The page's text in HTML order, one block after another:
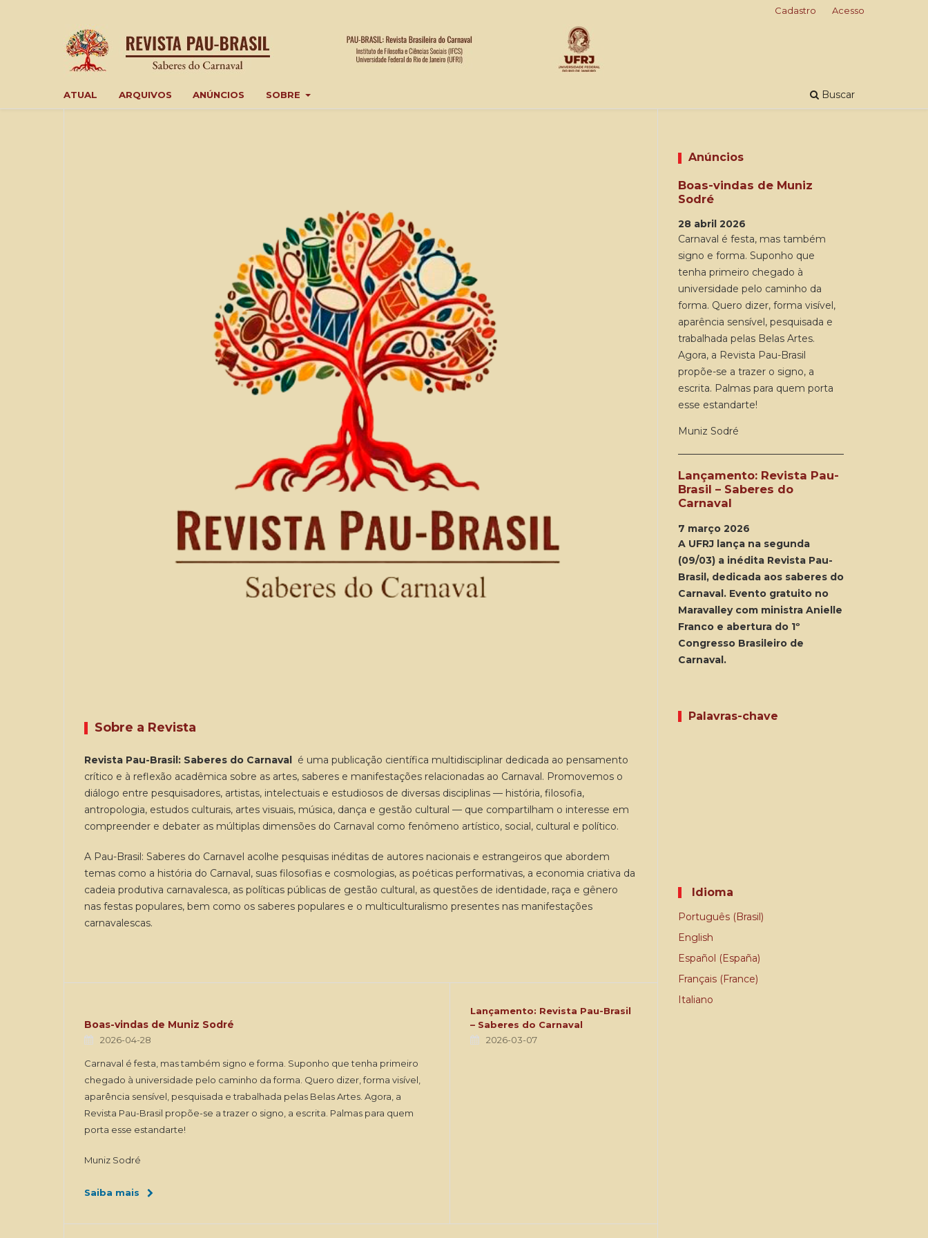
ATUAL ARQUIVOS ANÚNCIOS SOBRE Buscar
Cadastro Acesso
Sobre a Revista
Revista Pau-Brasil: Saberes do Carnaval é uma publicação científica multidisciplinar dedicada ao pensamento
crítico e à reflexão acadêmica sobre as artes, saberes e manifestações relacionadas ao Carnaval. Promovemos o
diálogo entre pesquisadores, artistas, intelectuais e estudiosos de diversas disciplinas — história, filosofia,
antropologia, estudos culturais, artes visuais, música, dança e gestão cultural — que compartilham o interesse em
compreender e debater as múltiplas dimensões do Carnaval como fenômeno artístico, social, cultural e político.
A Pau-Brasil: Saberes do Carnavel acolhe pesquisas inéditas de autores nacionais e estrangeiros que abordem
temas como a história do Carnaval, suas filosofias e cosmologias, as poéticas performativas, a economia criativa da
cadeia produtiva carnavalesca, as políticas públicas de gestão cultural, as questões de identidade, raça e gênero
nas festas populares, bem como os saberes populares e o multiculturalismo presentes nas manifestações
carnavalescas.
Boas-vindas de Muniz Sodré
2026-04-28
Carnaval é festa, mas também signo e forma. Suponho que tenha primeiro
chegado à universidade pelo caminho da forma. Quero dizer, forma visível,
aparência sensível, pesquisada e trabalhada pelas Belas Artes. Agora, a
Revista Pau-Brasil propõe-se a trazer o signo, a escrita. Palmas para quem
porta esse estandarte!
Muniz Sodré
Saiba mais
Lançamento: Revista Pau-Brasil
– Saberes do Carnaval
2026-03-07
Anúncios
Boas-vindas de Muniz
Sodré
28 abril 2026
Carnaval é festa, mas também
signo e forma. Suponho que
tenha primeiro chegado à
universidade pelo caminho da
forma. Quero dizer, forma visível,
aparência sensível, pesquisada e
trabalhada pelas Belas Artes.
Agora, a Revista Pau-Brasil
propõe-se a trazer o signo, a
escrita. Palmas para quem porta
esse estandarte!
Muniz Sodré
Lançamento: Revista Pau-
Brasil – Saberes do
Carnaval
7 março 2026
A UFRJ lança na segunda
(09/03) a inédita Revista Pau-
Brasil, dedicada aos saberes do
Carnaval. Evento gratuito no
Maravalley com ministra Anielle
Franco e abertura do 1º
Congresso Brasileiro de
Carnaval.
Palavras-chave
Idioma
Português (Brasil)
English
Español (España)
Français (France)
Italiano